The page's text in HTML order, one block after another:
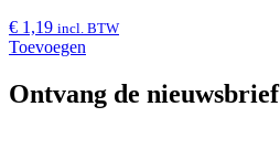
€ 1,19 incl. BTW
Toevoegen
Ontvang de nieuwsbrief